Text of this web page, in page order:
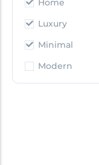
Home
Luxury
Minimal
Modern